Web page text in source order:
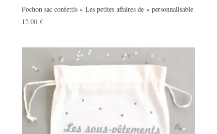
Pochon sac confettis « Les petites affaires de » personnalisable
12,00 €